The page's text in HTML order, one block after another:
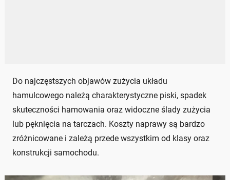
Do najczęstszych objawów zużycia układu
hamulcowego należą charakterystyczne piski, spadek
skuteczności hamowania oraz widoczne ślady zużycia
lub pęknięcia na tarczach. Koszty naprawy są bardzo
zróżnicowane i zależą przede wszystkim od klasy oraz
konstrukcji samochodu.